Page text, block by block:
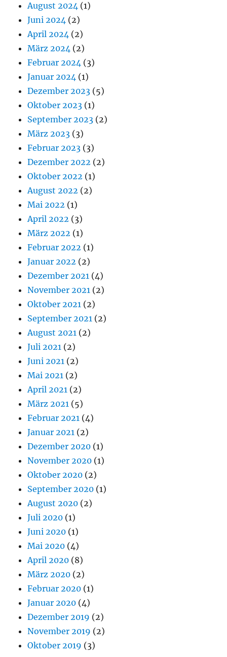
August 2024 (1)
Juni 2024 (2)
April 2024 (2)
März 2024 (2)
Februar 2024 (3)
Januar 2024 (1)
Dezember 2023 (5)
Oktober 2023 (1)
September 2023 (2)
März 2023 (3)
Februar 2023 (3)
Dezember 2022 (2)
Oktober 2022 (1)
August 2022 (2)
Mai 2022 (1)
April 2022 (3)
März 2022 (1)
Februar 2022 (1)
Januar 2022 (2)
Dezember 2021 (4)
November 2021 (2)
Oktober 2021 (2)
September 2021 (2)
August 2021 (2)
Juli 2021 (2)
Juni 2021 (2)
Mai 2021 (2)
April 2021 (2)
März 2021 (5)
Februar 2021 (4)
Januar 2021 (2)
Dezember 2020 (1)
November 2020 (1)
Oktober 2020 (2)
September 2020 (1)
August 2020 (2)
Juli 2020 (1)
Juni 2020 (1)
Mai 2020 (4)
April 2020 (8)
März 2020 (2)
Februar 2020 (1)
Januar 2020 (4)
Dezember 2019 (2)
November 2019 (2)
Oktober 2019 (3)